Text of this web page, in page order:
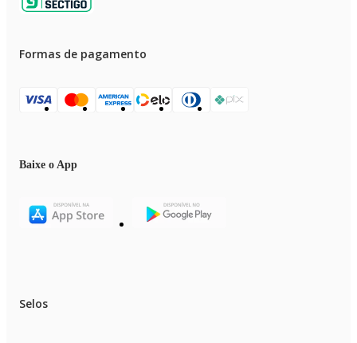
Formas de pagamento
Baixe o App
Selos